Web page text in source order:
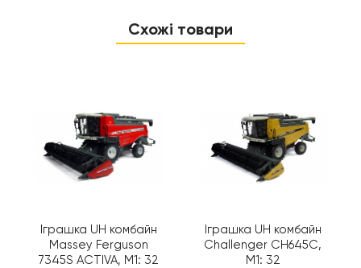
Схожі товари
Іграшка UH комбайн
Massey Ferguson
7345S ACTIVA, M1: 32
Іграшка UH комбайн
Challenger CH645C,
M1: 32